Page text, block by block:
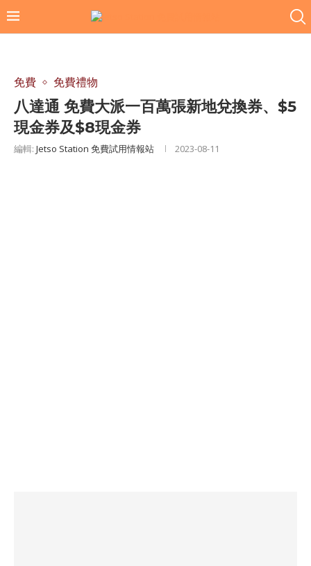
免費 免費禮物
八達通 免費大派一百萬張新地兌換券、$5
現金券及$8現金券
編輯: Jetso Station 免費試用情報站 2023-08-11